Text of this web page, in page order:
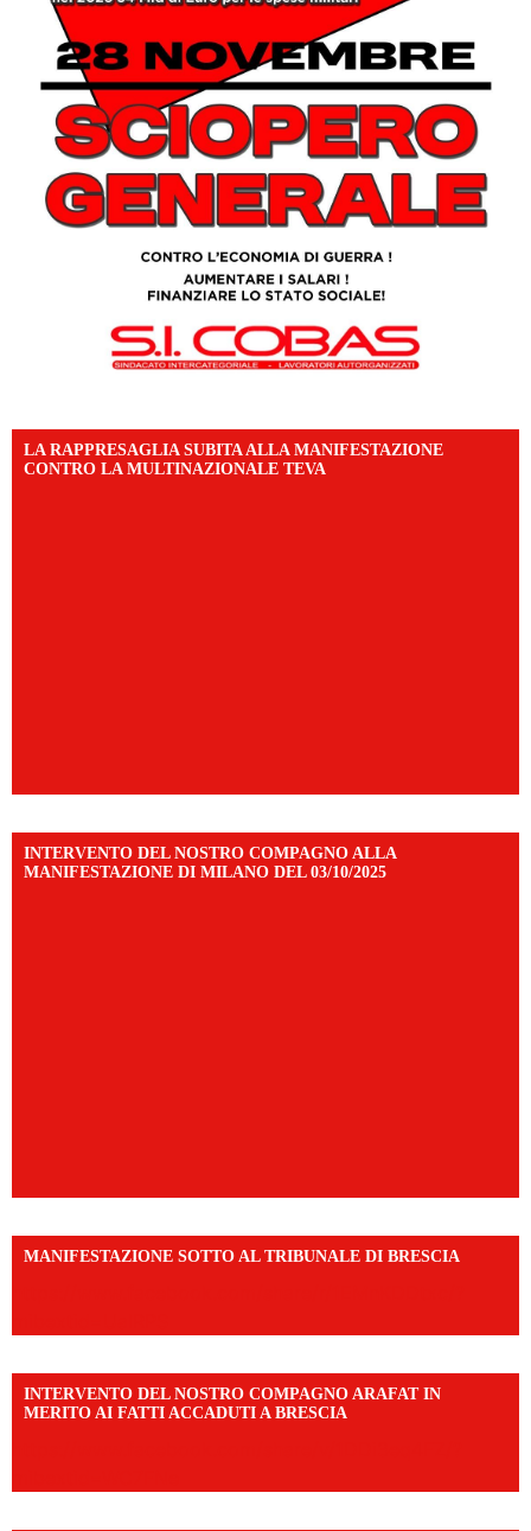
LA RAPPRESAGLIA SUBITA ALLA MANIFESTAZIONE
CONTRO LA MULTINAZIONALE TEVA
INTERVENTO DEL NOSTRO COMPAGNO ALLA
MANIFESTAZIONE DI MILANO DEL 03/10/2025
MANIFESTAZIONE SOTTO AL TRIBUNALE DI BRESCIA
INTERVENTO DEL NOSTRO COMPAGNO ARAFAT IN
MERITO AI FATTI ACCADUTI A BRESCIA